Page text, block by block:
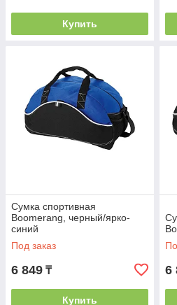
Купить
Сумка спортивная
Boomerang, черный/ярко-
синий
Под заказ
6 849 ₸
Купить
6